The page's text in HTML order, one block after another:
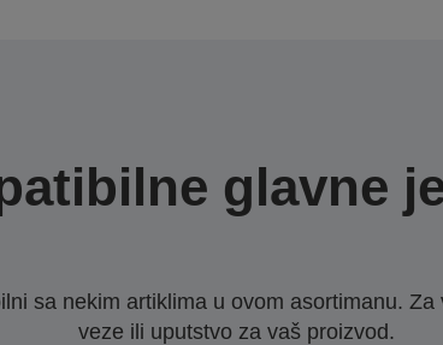
glavne
sa nekim artiklima u ovom asortimanu.
veze ili uputstvo za vaš proizvod.